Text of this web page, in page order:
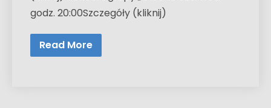
godz. 20:00Szczegóły (kliknij)
Read More